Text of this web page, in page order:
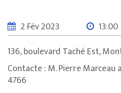
2 Fév 2023
13:00
136, boulevard Taché Est,
Contacte : M. Pierre Marceau
4766